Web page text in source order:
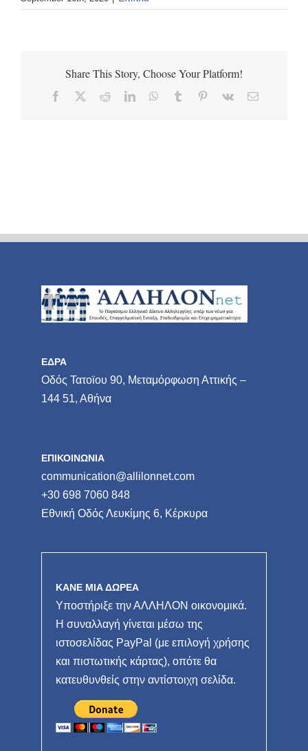
Share This Story, Choose Your Platform!
Facebook RedditLinkedInWhatsApp
Tumblr Pinterest
Vk Email
ΕΔΡΑ
Οδός Τατοϊου 90, Μεταμόρφωση Αττικής –
144 51, Αθήνα
ΕΠΙΚΟΙΝΩΝΙΑ
communication@allilonnet.com
+30 698 7060 848
Εθνική Οδός Λευκίμης 6, Κέρκυρα
ΚΑΝΕ ΜΙΑ ΔΩΡΕΑ
Υποστήριξε την ΑΛΛΗΛΟΝ οικονομικά.
Η συναλλαγή γίνεται μέσω της
ιστοσελίδας PayPal (με επιλογή χρήσης
και πιστωτικής κάρτας), οπότε θα
κατευθυνθείς στην αντίστοιχη σελίδα.